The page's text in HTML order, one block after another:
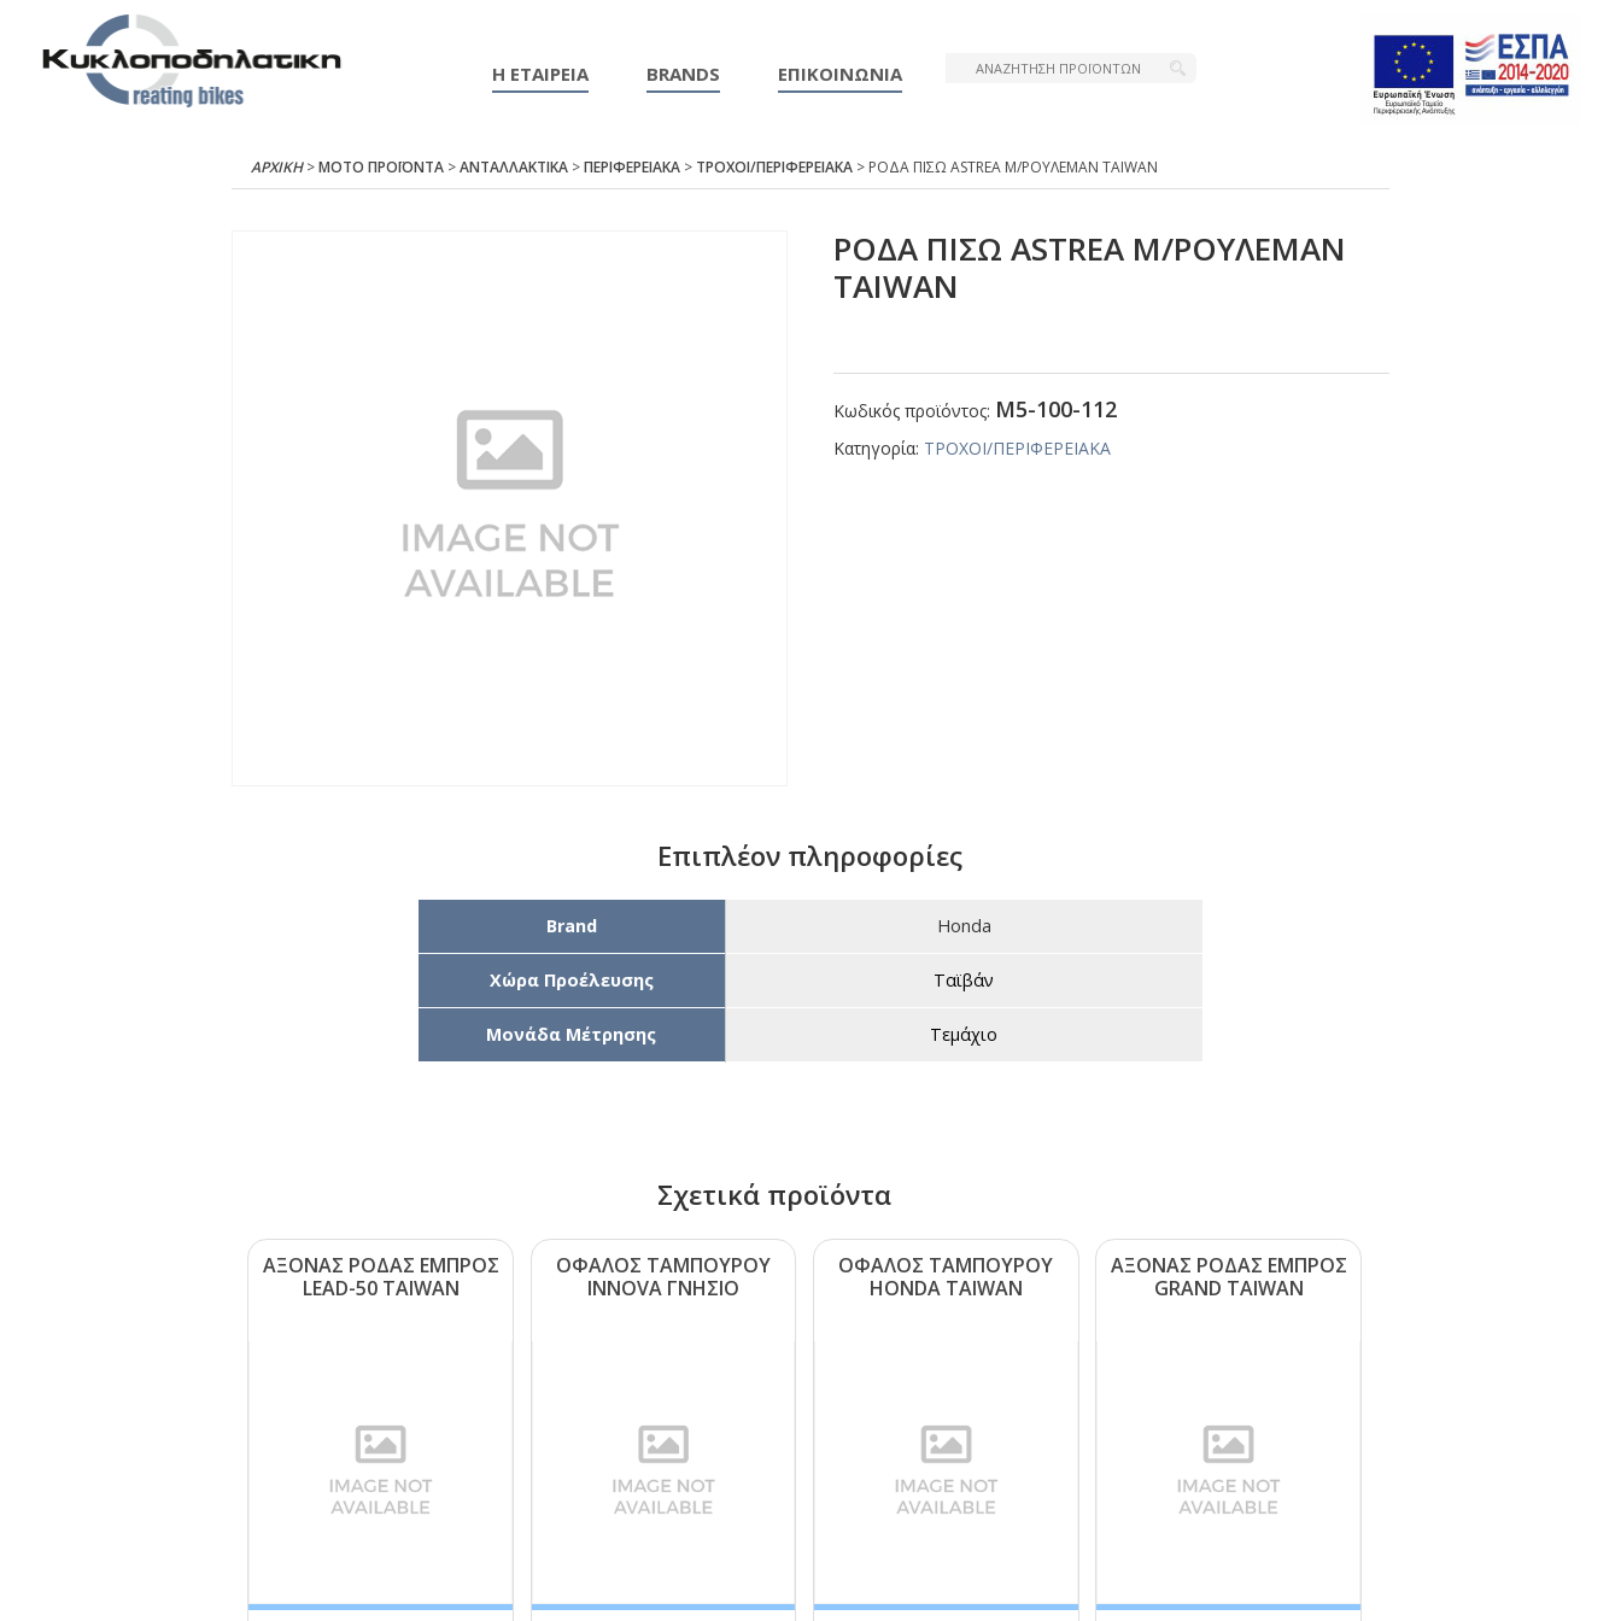
Η ΕΤΑΙΡΕΙΑ BRANDS ΕΠΙΚΟΙΝΩΝΙΑ
ΑΡΧΙΚΉ>ΜΟΤΟ ΠΡΟΪΟΝΤΑ>ΑΝΤΑΛΛΑΚΤΙΚΑ>ΠΕΡΙΦΕΡΕΙΑΚΑ> ΤΡΟΧΟΙ/ΠΕΡΙΦΕΡΕΙΑΚΑ> ΡΟΔΑ ΠΙΣΩ ΑSΤRΕΑ Μ/ΡΟΥΛΕΜΑΝ ΤΑΙWΑΝ
ΡΟΔΑ ΠΙΣΩ ΑSΤRΕΑ Μ/ΡΟΥΛΕΜΑΝ
ΤΑΙWΑΝ
Κωδικός προϊόντος: Μ5-100-112
Κατηγορία: ΤΡΟΧΟΙ/ΠΕΡΙΦΕΡΕΙΑΚΑ
Επιπλέον πληροφορίες
Brand Honda
Χώρα Προέλευσης Ταϊβάν
Μονάδα Μέτρησης Τεμάχιο
Σχετικά προϊόντα
ΑΞΟΝΑΣ ΡΟΔΑΣ ΕΜΠΡΟΣ
LΕΑD-50 ΤΑΙWΑΝ
ΟΦΑΛΟΣ ΤΑΜΠΟΥΡΟΥ
ΙΝΝΟVΑ ΓΝΗΣΙΟ
ΟΦΑΛΟΣ ΤΑΜΠΟΥΡΟΥ
ΗΟΝDΑ ΤΑΙWΑΝ
ΑΞΟΝΑΣ ΡΟΔΑΣ ΕΜΠΡΟΣ
GRΑΝD ΤΑΙWΑΝ